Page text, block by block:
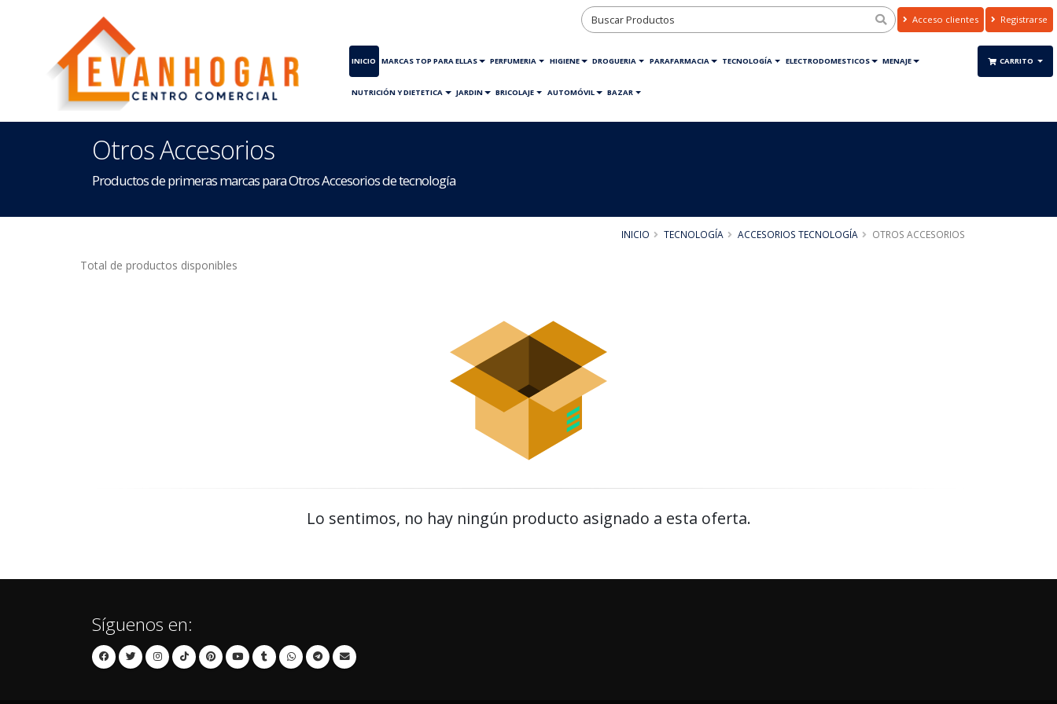
Acceso clientes Registrarse
INICIO MARCAS TOP PARA ELLAS PERFUMERIA HIGIENE DROGUERIA PARAFARMACIA TECNOLOGÍA ELECTRODOMESTICOS MENAJE
NUTRICIÓN Y DIETETICA JARDIN BRICOLAJE AUTOMÓVIL BAZAR
CARRITO
Otros Accesorios
Productos de primeras marcas para Otros Accesorios de tecnología
INICIO TECNOLOGÍA ACCESORIOS TECNOLOGÍA OTROS ACCESORIOS
Total de productos disponibles
Lo sentimos, no hay ningún producto asignado a esta oferta.
Síguenos en: